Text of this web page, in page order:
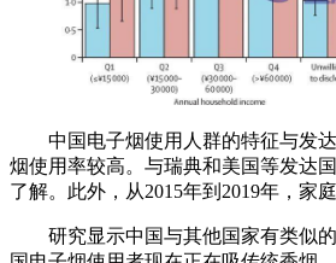
中国电子烟使用人群的特征与发
烟使用率较高。与瑞典和美国等发达
了解。此外，从2015年到2019年，家
研究显示中国与其他国家有类似